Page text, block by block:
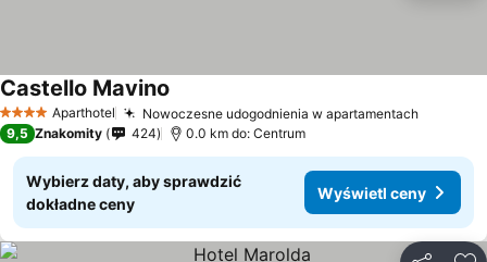
4 KategoriaAparthotel Nowoczesne udogodnienia w apartamentach
Castello Mavino
9,5 Znakomity 424 0.0 km do: Centrum
Wybierz daty, aby sprawdzić
dokładne ceny
Wyświetl ceny